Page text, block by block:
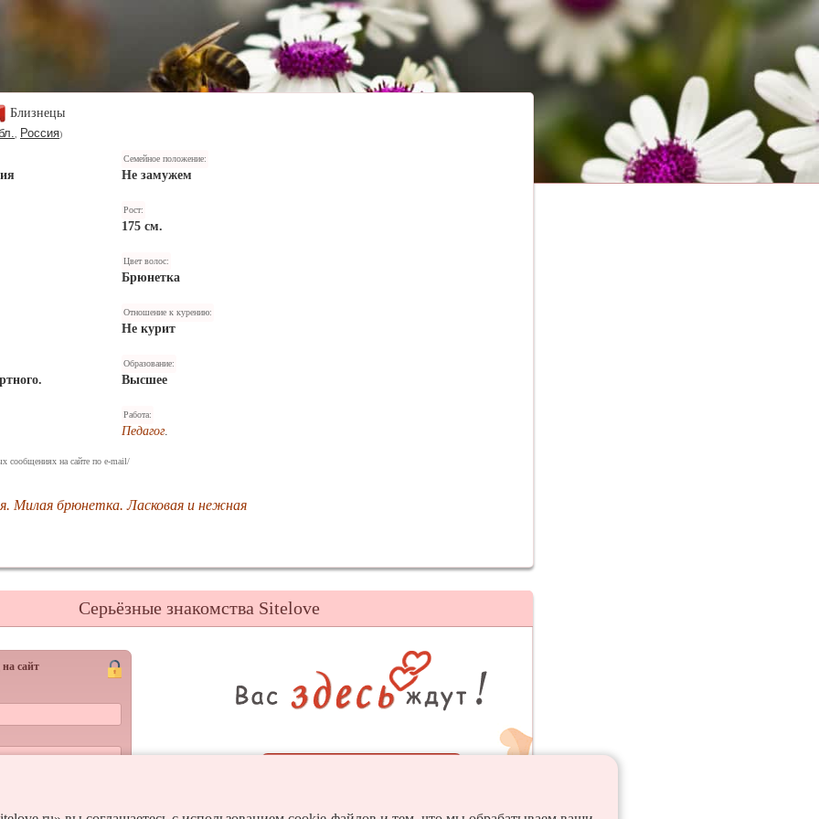
Близнецы
Россия)
Семейное положение:
Не замужем
Рост:
175 см.
Цвет волос:
Брюнетка
Отношение к курению:
Не курит
Образование:
Высшее
Работа:
Педагог.
сообщениях на сайте по e-mail/
Милая брюнетка. Ласковая и нежная
Серьёзные знакомства Sitelove
сайт